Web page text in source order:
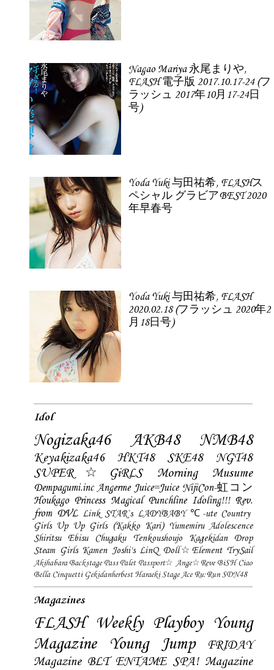
Nagao Mariya 永尾まりや,
FLASH 電子版 2017.10.17-24 (フ
ラッシュ 2017年10月17-24日
号)
Yoda Yuki 与田祐希, FLASHス
ペシャル グラビアBEST 2020
年早春号
Yoda Yuki 与田祐希, FLASH
2020.02.18 (フラッシュ 2020年2
月18日号)
Idol
Nogizaka46 AKB48 NMB48
Keyakizaka46 HKT48 SKE48
NGT48
SUPER☆GiRLS
Morning Musume
Dempagumi.inc Angerme Juice=Juice NijiCon-虹コン
Houkago Princess Magical Punchline Idoling!!! Rev.
from DVL Link STAR`s LADYBABY ℃-ute Country
Girls Up Up Girls (Kakko Kari) Yumemiru Adolescence
Shiritsu Ebisu Chugaku
Tenkoushoujo Kagekidan
Drop
Steam Girls Kamen Joshi's LinQ Doll☆Element TrySail
Akihabara Backstage Pass Palet Passport☆ Ange☆Reve BiSH Ciao
Bella Cinquetti Gekidanherbest Haraeki Stage Ace Ru:Run SDN48
Magazines
FLASH Weekly Playboy Young
Magazine
Young Jump
FRIDAY
Magazine BLT ENTAME SPA! Magazine